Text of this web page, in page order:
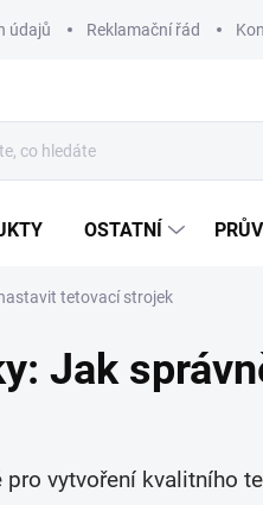
údajů Reklamační řád
OSTATNÍ
tetovací strojek
Jak
vytvoření kvalitního